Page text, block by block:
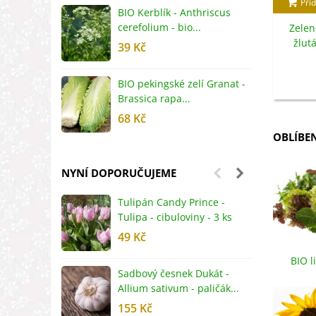
BIO Kerblík - Anthriscus
cerefolium - bio...
39 Kč
BIO pekingské zelí Granat -
Brassica rapa...
68 Kč
NYNÍ DOPORUČUJEME
Tulipán Candy Prince -
Tulipa - cibuloviny - 3 ks
49 Kč
Sadbový česnek Dukát -
Allium sativum - paličák...
155 Kč
BIO